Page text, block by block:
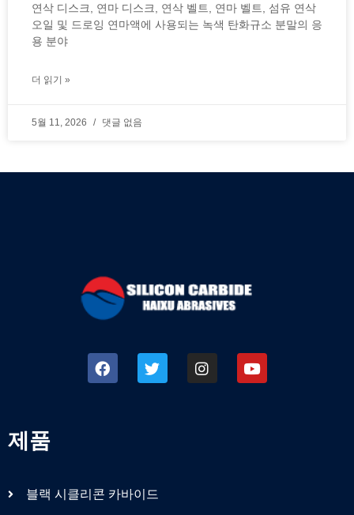
연삭 디스크, 연마 디스크, 연삭 벨트, 연마 벨트, 섬유 연삭
오일 및 드로잉 연마액에 사용되는 녹색 탄화규소 분말의 응
용 분야
더 읽기 »
5월 11, 2026 댓글 없음
제품
블랙 시클리콘 카바이드